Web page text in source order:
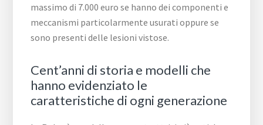
massimo di 7.000 euro se hanno dei componenti e
meccanismi particolarmente usurati oppure se
sono presenti delle lesioni vistose.
Cent’anni di storia e modelli che
hanno evidenziato le
caratteristiche di ogni generazione